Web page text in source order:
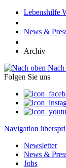
Lebenshilfe
News &
Archiv
Nach
Folgen Sie uns
Navigation
Newsletter
News &
Jobs